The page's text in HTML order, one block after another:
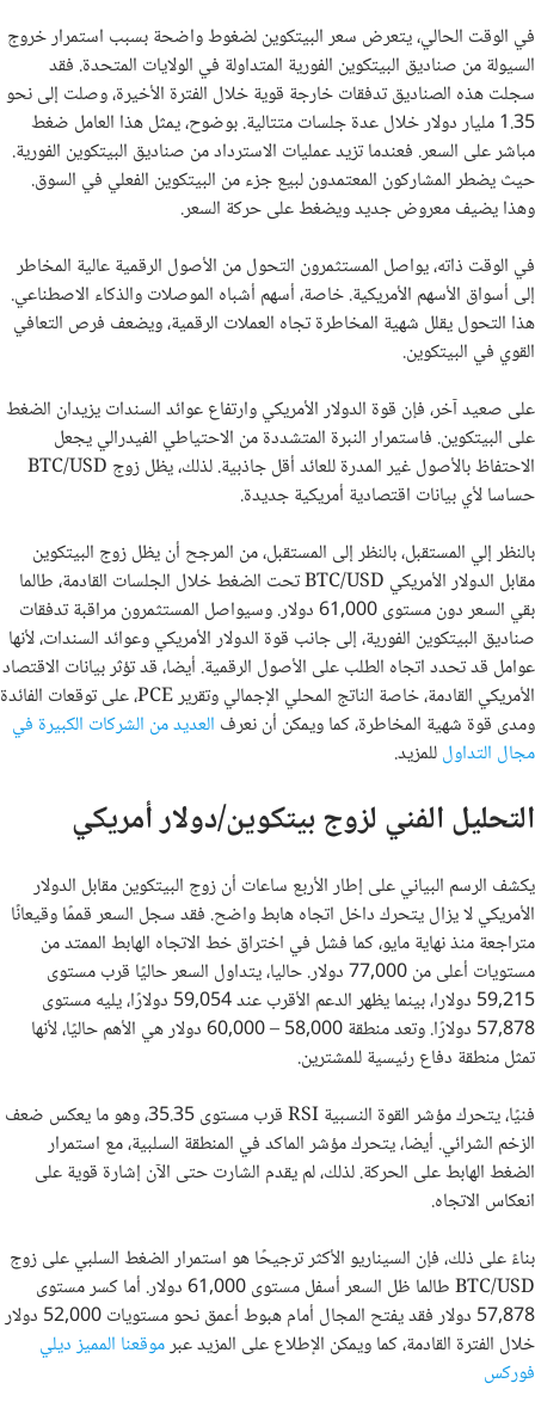
في الوقت الحالي، يتعرض سعر البيتكوين لضغوط واضحة بسبب استمرار خروج
السيولة من صناديق البيتكوين الفورية المتداولة في الولايات المتحدة. فقد
سجلت هذه الصناديق تدفقات خارجة قوية خلال الفترة الأخيرة، وصلت إلى نحو
1.35 مليار دولار خلال عدة جلسات متتالية. بوضوح، يمثل هذا العامل ضغط
مباشر على السعر. فعندما تزيد عمليات الاسترداد من صناديق البيتكوين الفورية.
حيث يضطر المشاركون المعتمدون لبيع جزء من البيتكوين الفعلي في السوق.
وهذا يضيف معروض جديد ويضغط على حركة السعر.
في الوقت ذاته، يواصل المستثمرون التحول من الأصول الرقمية عالية المخاطر
إلى أسواق الأسهم الأمريكية. خاصة، أسهم أشباه الموصلات والذكاء الاصطناعي.
هذا التحول يقلل شهية المخاطرة تجاه العملات الرقمية، ويضعف فرص التعافي
القوي في البيتكوين.
على صعيد آخر، فإن قوة الدولار الأمريكي وارتفاع عوائد السندات يزيدان الضغط
على البيتكوين. فاستمرار النبرة المتشددة من الاحتياطي الفيدرالي يجعل
الاحتفاظ بالأصول غير المدرة للعائد أقل جاذبية. لذلك، يظل زوج BTC/USD
حساسا لأي بيانات اقتصادية أمريكية جديدة.
بالنظر إلي المستقبل، بالنظر إلى المستقبل، من المرجح أن يظل زوج البيتكوين
مقابل الدولار الأمريكي BTC/USD تحت الضغط خلال الجلسات القادمة، طالما
بقي السعر دون مستوى 61,000 دولار. وسيواصل المستثمرون مراقبة تدفقات
صناديق البيتكوين الفورية، إلى جانب قوة الدولار الأمريكي وعوائد السندات، لأنها
عوامل قد تحدد اتجاه الطلب على الأصول الرقمية. أيضا، قد تؤثر بيانات الاقتصاد
الأمريكي القادمة، خاصة الناتج المحلي الإجمالي وتقرير PCE، على توقعات الفائدة
ومدى قوة شهية المخاطرة، كما ويمكن أن نعرف العديد من الشركات الكبيرة في
مجال التداولللمزيد.
التحليل الفني لزوج بيتكوين/دولار أمريكي
يكشف الرسم البياني على إطار الأربع ساعات أن زوج البيتكوين مقابل الدولار
الأمريكي لا يزال يتحرك داخل اتجاه هابط واضح. فقد سجل السعر قممًا وقيعانًا
متراجعة منذ نهاية مايو، كما فشل في اختراق خط الاتجاه الهابط الممتد من
مستويات أعلى من 77,000 دولار. حاليا، يتداول السعر حاليًا قرب مستوى
59,215 دولارا، بينما يظهر الدعم الأقرب عند 59,054 دولارًا، يليه مستوى
57,878 دولارًا. وتعد منطقة 58,000 – 60,000 دولار هي الأهم حاليًا، لأنها
تمثل منطقة دفاع رئيسية للمشترين.
فنيًا، يتحرك مؤشر القوة النسبية RSI قرب مستوى 35.35، وهو ما يعكس ضعف
الزخم الشرائي. أيضا، يتحرك مؤشر الماكد في المنطقة السلبية، مع استمرار
الضغط الهابط على الحركة. لذلك، لم يقدم الشارت حتى الآن إشارة قوية على
انعكاس الاتجاه.
بناءً على ذلك، فإن السيناريو الأكثر ترجيحًا هو استمرار الضغط السلبي على زوج
BTC/USD طالما ظل السعر أسفل مستوى 61,000 دولار. أما كسر مستوى
57,878 دولار فقد يفتح المجال أمام هبوط أعمق نحو مستويات 52,000 دولار
خلال الفترة القادمة، كما ويمكن الإطلاع على المزيد عبرموقعنا المميز ديلي
فوركس